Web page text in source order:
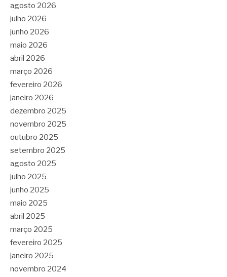
agosto 2026
julho 2026
junho 2026
maio 2026
abril 2026
março 2026
fevereiro 2026
janeiro 2026
dezembro 2025
novembro 2025
outubro 2025
setembro 2025
agosto 2025
julho 2025
junho 2025
maio 2025
abril 2025
março 2025
fevereiro 2025
janeiro 2025
novembro 2024